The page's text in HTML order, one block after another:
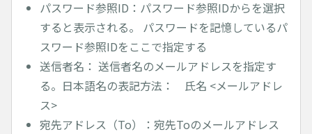
パスワード参照ID：パスワード参照IDからを選択
すると表示される。 パスワードを記憶しているパ
スワード参照IDをここで指定する
送信者名： 送信者名のメールアドレスを指定す
る。日本語名の表記方法： 氏名 <メールアドレ
ス>
宛先アドレス（To）：宛先Toのメールアドレス